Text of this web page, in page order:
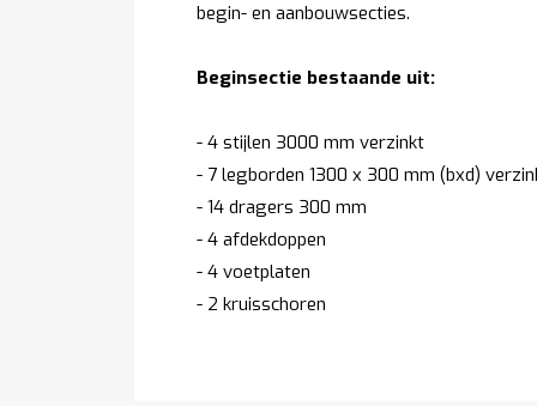
begin- en aanbouwsecties.
Beginsectie bestaande uit:
- 4 stijlen 3000 mm verzinkt
- 7 legborden 1300 x 300 mm (bxd)
- 14 dragers 300 mm
- 4 afdekdoppen
- 4 voetplaten
- 2 kruisschoren